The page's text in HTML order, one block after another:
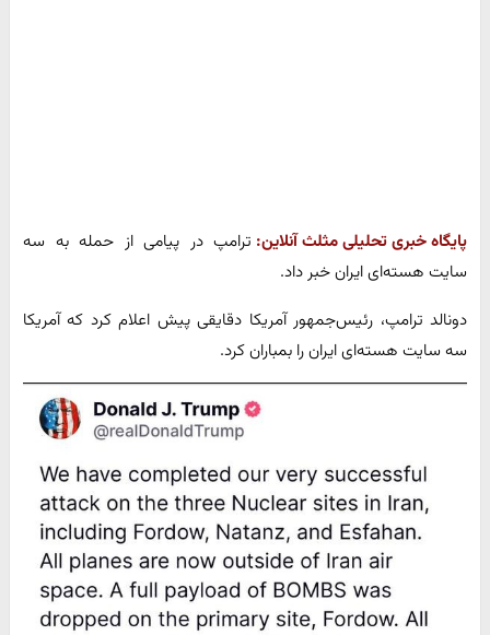
پایگاه خبری تحلیلی مثلث آنلاین: ترامپ در پیامی از حمله به سه
سایت هسته‌ای ایران خبر داد.
دونالد ترامپ، رئیس‌جمهور آمریکا دقایقی پیش اعلام کرد که آمریکا
سه سایت هسته‌ای ایران را بمباران کرد.